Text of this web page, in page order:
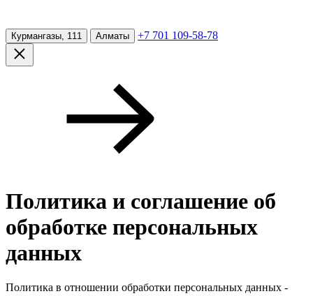
Курмангазы, 111 Алматы +7 701 109-58-78
Политика и соглашение об
обработке персональных
данных
Политика в отношении обработки персональных данных -